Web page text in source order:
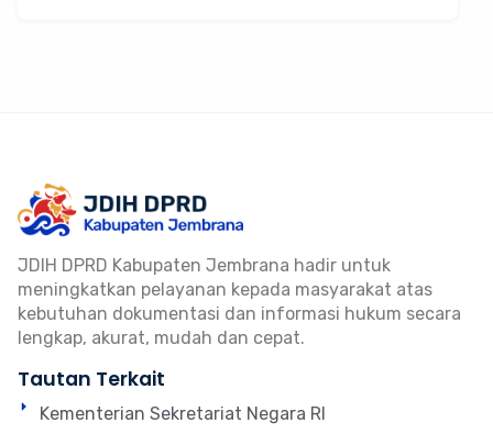
JDIH DPRD Kabupaten Jembrana hadir untuk
meningkatkan pelayanan kepada masyarakat atas
kebutuhan dokumentasi dan informasi hukum secara
lengkap, akurat, mudah dan cepat.
Tautan Terkait
Kementerian Sekretariat Negara RI